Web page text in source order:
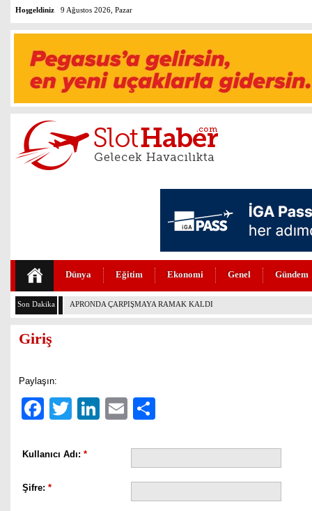
Hoşgeldiniz 9 Ağustos 2026, Pazar
Dünya Eğitim Ekonomi Genel Gündem
Son Dakika PEGASUS’TAN BAGAJ TESLİMİNDE DEVRİM
Giriş
Paylaşın:
Facebook
TwitterLinkedIn
Email
Kullanıcı Adı: *
Şifre: *